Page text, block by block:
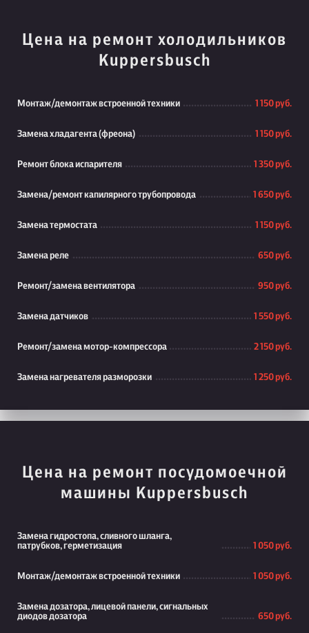
Цена на ремонт холодильников
Kuppersbusch
Монтаж/демонтаж встроенной техники 1 150 руб.
Замена хладагента (фреона) 1 150 руб.
Ремонт блока испарителя 1 350 руб.
Замена/ремонт капилярного трубопровода 1 650 руб.
Замена термостата 1 150 руб.
Замена реле 650 руб.
Ремонт/замена вентилятора 950 руб.
Замена датчиков 1 550 руб.
Ремонт/замена мотор-компрессора 2 150 руб.
Замена нагревателя разморозки 1 250 руб.
Цена на ремонт посудомоечной
машины Kuppersbusch
Замена гидростопа, сливного шланга,
патрубков, герметизация
1 050 руб.
Монтаж/демонтаж встроенной техники 1 050 руб.
Замена дозатора, лицевой панели, сигнальных
диодов дозатора
650 руб.